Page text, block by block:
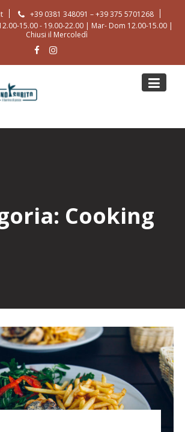
+39 0381 348091 – +39 375 5701268
15.00 - 19.00-22.00 | Mar- Dom 12.00-15.00 |
Chiusi il Mercoledì
Cooking